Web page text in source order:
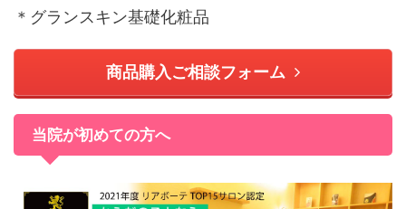
＊グランスキン基礎化粧品
商品購入ご相談フォーム
当院が初めての方へ